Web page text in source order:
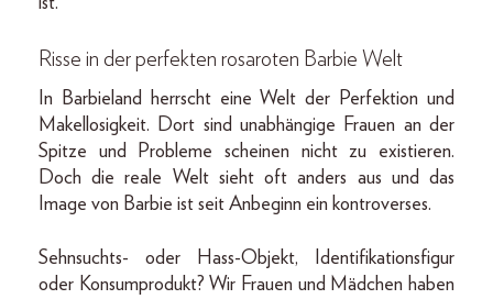
Risse in der perfekten rosaroten Barbie Welt
In Barbieland herrscht eine Welt der Perfektion und
Makellosigkeit. Dort sind unabhängige Frauen an der
Spitze und Probleme scheinen nicht zu existieren.
Doch die reale Welt sieht oft anders aus und das
Image von Barbie ist seit Anbeginn ein kontroverses.
Sehnsuchts- oder Hass-Objekt, Identifikationsfigur
oder Konsumprodukt? Wir Frauen und Mädchen haben